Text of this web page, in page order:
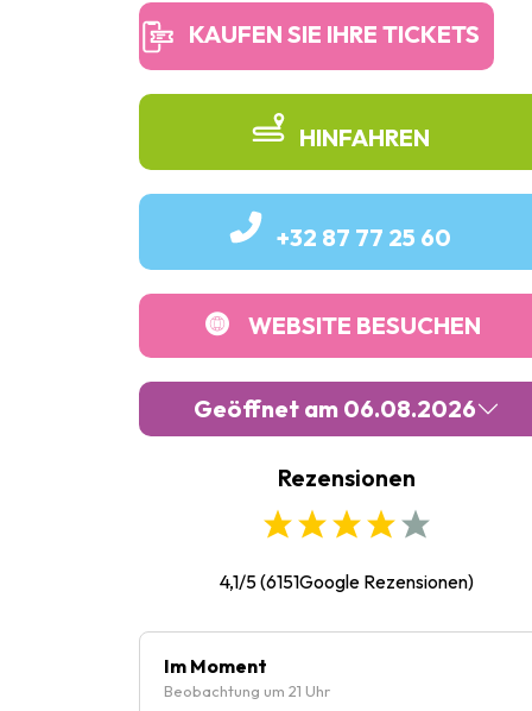
KAUFEN SIE IHRE TICKETS
HINFAHREN
+32 87 77 25 60
WEBSITE BESUCHEN
Geöffnet am 06.08.2026
09:00-21:00
09:00- 21:00
Mittwoch : 09:00
21:00
Freitag :09:00
Rezensionen
4,1/5(6151Google Rezensionen)
Im Moment
Beobachtung um 21 Uhr